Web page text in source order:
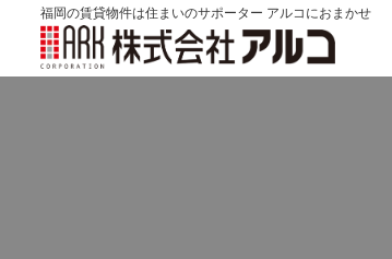
福岡の賃貸物件は住まいのサポーター アルコにおまかせ